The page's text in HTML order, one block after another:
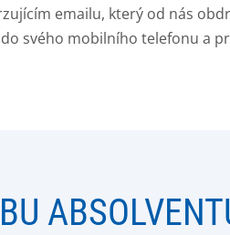
emailu, který od nás
svého mobilního telefonu a